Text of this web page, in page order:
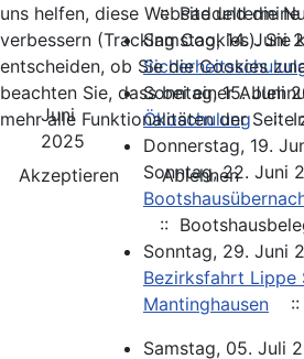
Juni
2025
:: Paddeltermine
Samstag, 14. Juni
Sonntag, 15. Juni
Ökoschulung ::
Donnerstag, 19.
Sonntag, 22. Juni
::
Sonntag, 29. Juni
Bezirksfahrt Lippe
Mantinghausen
Samstag, 05. Juli
uns helfen, diese Website und die
verbessern (Tracking Cookies). Sie
entscheiden, ob Sie die Cookies
beachten Sie, dass bei einer
mehr alle Funktionalitäten der Seite
Akzeptieren Ablehnen